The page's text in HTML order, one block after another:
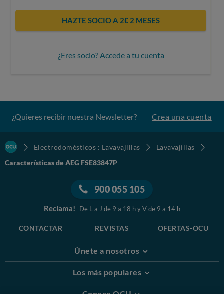
HAZTE SOCIO A 2€ 2 MESES
¿Eres socio? Accede a tu cuenta
¿Quieres recibir nuestra Newsletter? Crea una cuenta
Electrodomésticos : Lavavajillas
Lavavajillas
Características de AEG FSE83847P
900 055 105
Reclama! De L a J de 9 a 18 h y V de 9 a 14 h
CONTACTAR REVISTAS OFERTAS-OCU
Únete a nosotros
Los más populares